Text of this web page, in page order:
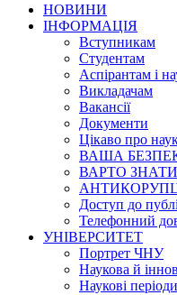
НОВИНИ
ІНФОРМАЦІЯ
Вступникам
Студентам
Аспірантам і
Викладачам
Вакансії
Документи
Цікаво про
ВАША
ВАРТО
Доступ до
Телефонний
УНІВЕРСИТЕТ
Портрет ЧНУ
Наукова й
Наукові